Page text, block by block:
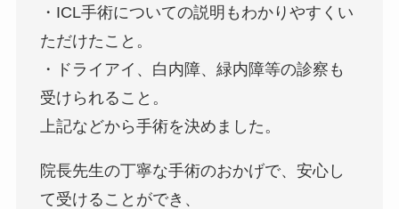
・ICL手術についての説明もわかりやすくい
ただけたこと。
・ドライアイ、白内障、緑内障等の診察も
受けられること。
上記などから手術を決めました。
院長先生の丁寧な手術のおかげで、安心し
て受けることができ、